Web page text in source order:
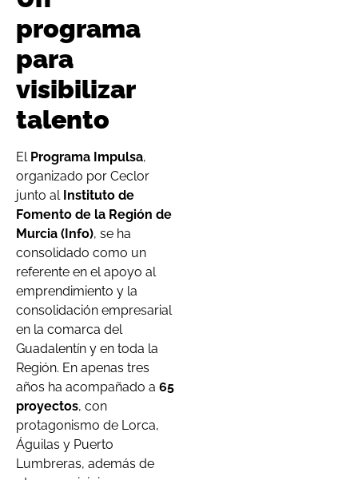
programa
para
visibilizar
talento
El Programa Impulsa,
organizado por Ceclor
junto al Instituto de
Fomento de la Región de
Murcia (Info), se ha
consolidado como un
referente en el apoyo al
emprendimiento y la
consolidación empresarial
en la comarca del
Guadalentín y en toda la
Región. En apenas tres
años ha acompañado a 65
proyectos, con
protagonismo de Lorca,
Águilas y Puerto
Lumbreras, además de